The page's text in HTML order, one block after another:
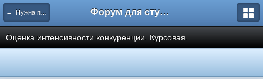
← Нужна помощь Форум для студента СГА
Оценка интенсивности конкуренции. Курсовая.